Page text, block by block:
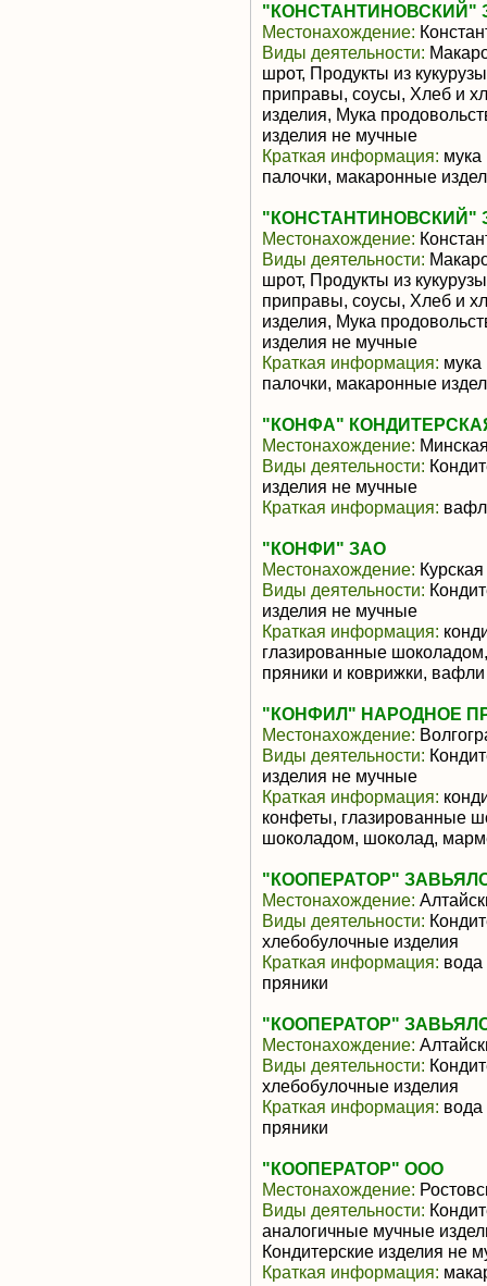
"КОНСТАНТИНОВСКИЙ"
Местонахождение:
Виды деятельности:
шрот, Продукты из
приправы, соусы, Хлеб и
изделия, Мука
изделия не мучные
Краткая информация: мука
палочки, макаронные
"КОНСТАНТИНОВСКИЙ"
Местонахождение:
Виды деятельности:
шрот, Продукты из
приправы, соусы, Хлеб и
изделия, Мука
изделия не мучные
Краткая информация: мука
палочки, макаронные
"КОНФА"
Местонахождение:
Виды деятельности:
изделия не мучные
Краткая информация:
"КОНФИ" ЗАО
Местонахождение:
Виды деятельности:
изделия не мучные
Краткая информация:
глазированные
пряники и коврижки, вафли
"КОНФИЛ" НАРОДНОЕ
Местонахождение:
Виды деятельности:
изделия не мучные
Краткая информация:
конфеты, глазированные
шоколадом, шоколад,
"КООПЕРАТОР"
Местонахождение:
Виды деятельности:
хлебобулочные изделия
Краткая информация: вода
пряники
"КООПЕРАТОР"
Местонахождение:
Виды деятельности:
хлебобулочные изделия
Краткая информация: вода
пряники
"КООПЕРАТОР" ООО
Местонахождение:
Виды деятельности:
аналогичные мучные
Кондитерские изделия не
Краткая информация: